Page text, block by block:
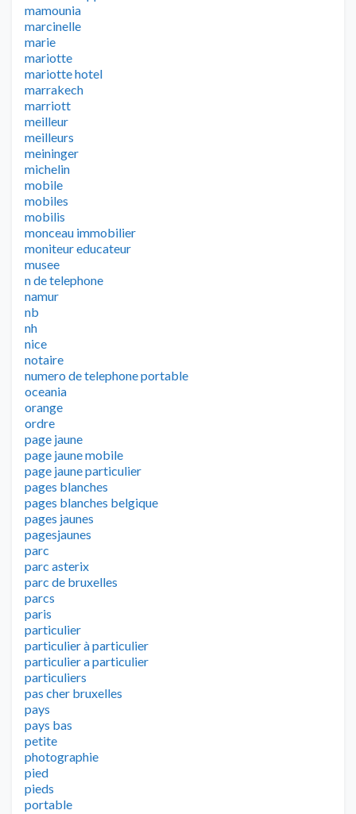
mamounia
marcinelle
marie
mariotte
mariotte hotel
marrakech
marriott
meilleur
meilleurs
meininger
michelin
mobile
mobiles
mobilis
monceau immobilier
moniteur educateur
musee
n de telephone
namur
nb
nh
nice
notaire
numero de telephone portable
oceania
orange
ordre
page jaune
page jaune mobile
page jaune particulier
pages blanches
pages blanches belgique
pages jaunes
pagesjaunes
parc
parc asterix
parc de bruxelles
parcs
paris
particulier
particulier à particulier
particulier a particulier
particuliers
pas cher bruxelles
pays
pays bas
petite
photographie
pied
pieds
portable